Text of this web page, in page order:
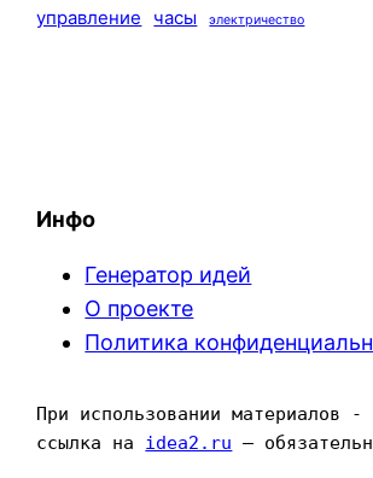
управление часы электричество
Инфо
Генератор идей
О проекте
Политика
При использовании материалов -
ссылка на idea2.ru —